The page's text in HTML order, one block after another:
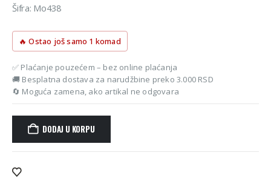
Šifra: Mo438
🔥 Ostao još samo 1 komad
✅ Plaćanje pouzećem – bez online plaćanja
🚚 Besplatna dostava za narudžbine preko 3.000 RSD
🔄 Moguća zamena, ako artikal ne odgovara
DODAJ U KORPU
Alternative: